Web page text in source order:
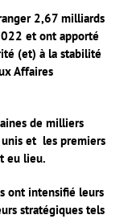
2,67 milliards
et ont apporté
(et) à la stabilité
Affaires
de milliers
unis et les premiers
eu lieu.
ont intensifié leurs
stratégiques tels